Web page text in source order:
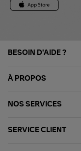
BESOIN D'AIDE ?
À PROPOS
NOS SERVICES
SERVICE CLIENT